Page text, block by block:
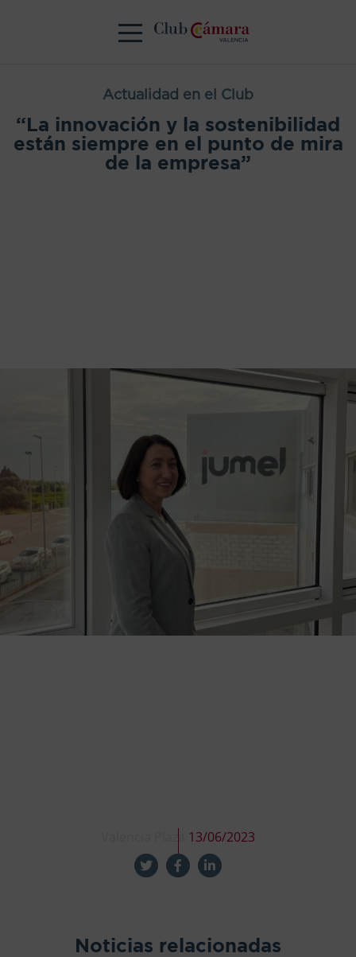
Actualidad en el Club
“La innovación y la sostenibilidad
están siempre en el punto de mira
de la empresa”
13/06/2023
Noticias relacionadas